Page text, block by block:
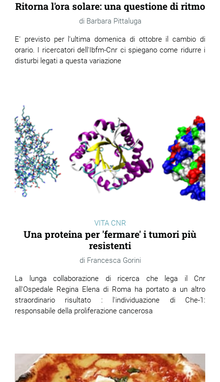
Ritorna l'ora solare: una questione di ritmo
Barbara Pittaluga
E' previsto per l'ultima domenica di ottobre il cambio di
orario. I ricercatori dell'Ibfm-Cnr ci spiegano come ridurre i
disturbi legati a questa variazione
VITA CNR
Una proteina per 'fermare' i tumori più
resistenti
Francesca Gorini
La lunga collaborazione di ricerca che lega il Cnr
all'Ospedale Regina Elena di Roma ha portato a un altro
straordinario risultato : l'individuazione di Che-1:
responsabile della proliferazione cancerosa